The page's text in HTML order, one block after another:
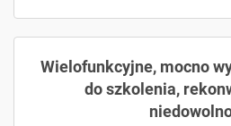
Wielofunkcyjne, mocno
do szkolenia,